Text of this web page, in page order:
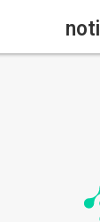
noti